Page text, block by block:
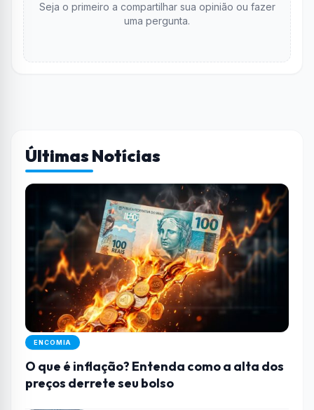
Seja o primeiro a compartilhar sua opinião ou fazer
uma pergunta.
Últimas Notícias
ENCOMIA
O que é inflação? Entenda como a alta dos
preços derrete seu bolso